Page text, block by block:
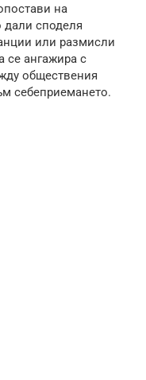
на
споделя
или размисли
се ангажира с
обществения
себеприемането.